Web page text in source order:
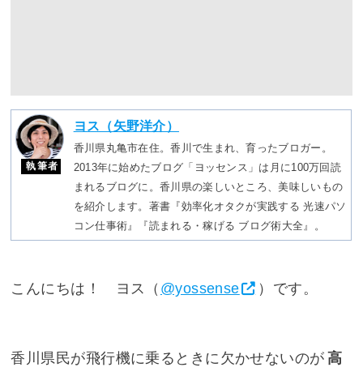
執筆者
ヨス（矢野洋介）
香川県丸亀市在住。香川で生まれ、育ったブロガー。
2013年に始めたブログ「ヨッセンス」は月に100万回読
まれるブログに。香川県の楽しいところ、美味しいもの
を紹介します。著書『効率化オタクが実践する 光速パソ
コン仕事術』『読まれる・稼げる ブログ術大全』。
こんにちは！ ヨス（ @yossense ）です。
香川県民が飛行機に乗るときに欠かせないのが 高